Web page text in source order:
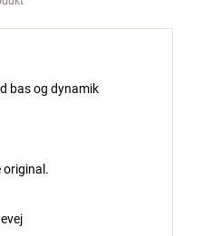
bas og dynamik
original.